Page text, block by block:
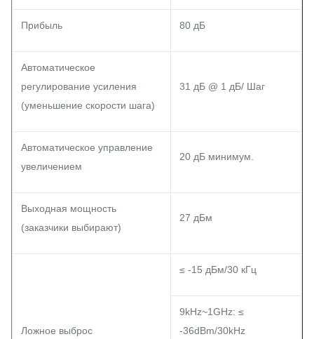
Прибыль 80 дБ
Автоматическое
регулирование усиления
(уменьшение скорости шага)
31 дБ @ 1 дБ/ Шаг
Автоматическое управление
увеличением
20 дБ минимум.
Выходная мощность
(заказчики выбирают)
27 дБм
Ложное выброс
≤ -15 дБм/30 кГц
9kHz~1GHz: ≤
-36dBm/30kHz